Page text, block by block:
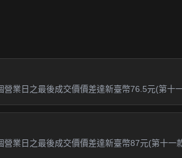
業日之最後成交價價差達新臺幣76.5元(第十
業日之最後成交價價差達新臺幣87元(第十一